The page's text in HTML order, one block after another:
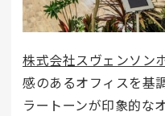
株式会社スヴェンソン
感のあるオフィスを基
ラートーンが印象的な